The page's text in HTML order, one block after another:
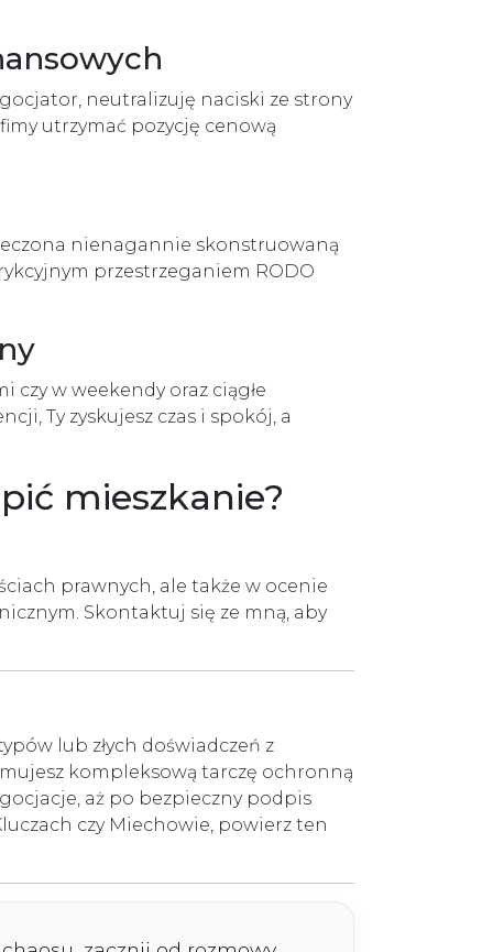
neutralizuję naciski ze strony
utrzymać pozycję cenową
nienagannie skonstruowaną
przestrzeganiem RODO
w weekendy oraz ciągłe
Ty zyskujesz czas i spokój, a
mieszkanie?
prawnych, ale także w ocenie
Skontaktuj się ze mną, aby
lub złych doświadczeń z
kompleksową tarczę ochronną
aż po bezpieczny podpis
czy Miechowie, powierz ten